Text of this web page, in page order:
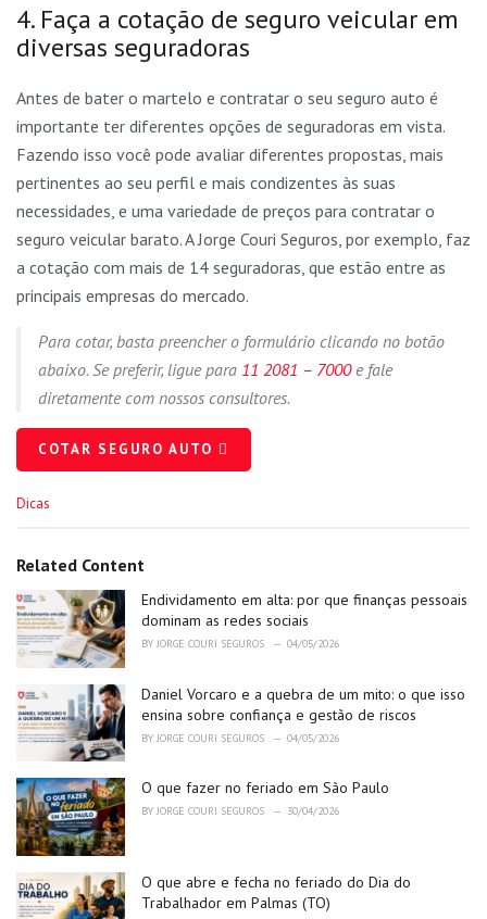
4. Faça a cotação de seguro veicular em
diversas seguradoras
Antes de bater o martelo e contratar o seu seguro auto é
importante ter diferentes opções de seguradoras em vista.
Fazendo isso você pode avaliar diferentes propostas, mais
pertinentes ao seu perfil e mais condizentes às suas
necessidades, e uma variedade de preços para contratar o
seguro veicular barato. A Jorge Couri Seguros, por exemplo, faz
a cotação com mais de 14 seguradoras, que estão entre as
principais empresas do mercado.
Para cotar, basta preencher o formulário clicando no botão
abaixo. Se preferir, ligue para 11 2081 – 7000e fale
diretamente com nossos consultores.
COTAR SEGURO AUTO
C
e
o
r
i
e
:
Dicas
Related Content
Endividamento em alta: por que finanças pessoais
dominam as redes sociais
BY JORGE COURI SEGUROS 04/05/2026
Daniel Vorcaro e a quebra de um mito: o que isso
ensina sobre confiança e gestão de riscos
BY JORGE COURI SEGUROS 04/05/2026
O que fazer no feriado em São Paulo
BY JORGE COURI SEGUROS 30/04/2026
O que abre e fecha no feriado do Dia do
Trabalhador em Palmas (TO)